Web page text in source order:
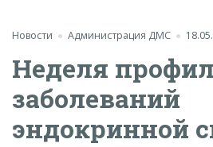
Новости Администрация ДМС
Неделя
заболеваний
эндокринной